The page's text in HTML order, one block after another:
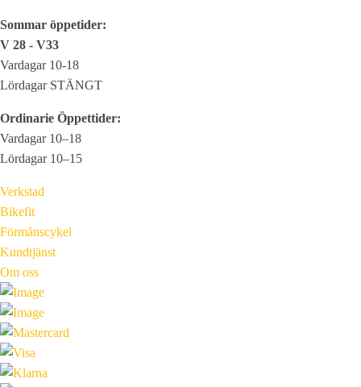
Sommar öppetider:
V 28 - V33
Vardagar 10-18
Lördagar STÄNGT
Ordinarie Öppettider:
Vardagar 10–18
Lördagar 10–15
Verkstad
Bikefit
Förmånscykel
Kundtjänst
Om oss